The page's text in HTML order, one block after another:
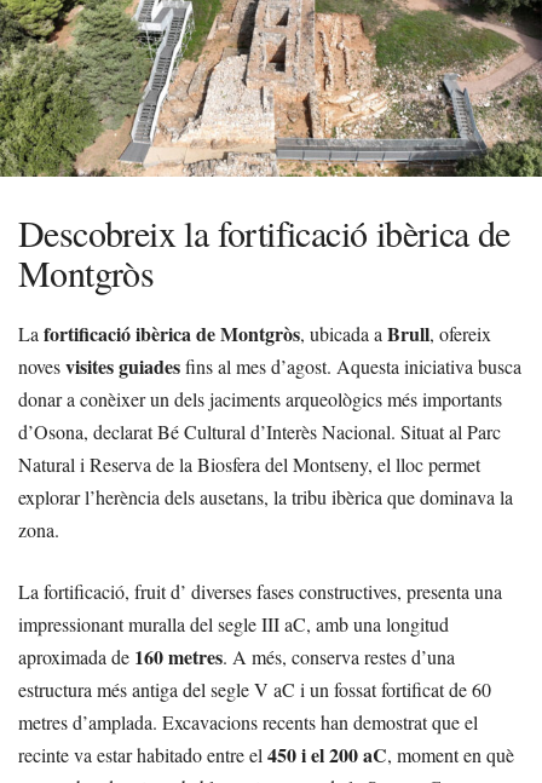
Descobreix la fortificació ibèrica de
Montgròs
La fortificació ibèrica de Montgròs, ubicada a Brull, ofereix
novesvisites guiadesfins al mes d’agost. Aquesta iniciativa busca
donar a conèixer un dels jaciments arqueològics més importants
d’Osona, declarat Bé Cultural d’Interès Nacional. Situat al Parc
Natural i Reserva de la Biosfera del Montseny, el lloc permet
explorar l’herència dels ausetans, la tribu ibèrica que dominava la
zona.
La fortificació, fruit d’ diverses fases constructives, presenta una
impressionant muralla del segle III aC, amb una longitud
aproximada de 160 metres. A més, conserva restes d’una
estructura més antiga del segle V aC i un fossat fortificat de 60
metres d’amplada. Excavacions recents han demostrat que el
recinte va estar habitado entre el 450 i el 200 aC, moment en què